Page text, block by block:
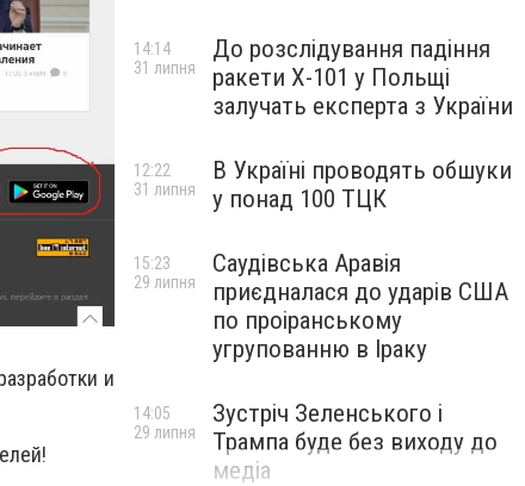
и
До розслідування падіння
ракети Х-101 у Польщі
залучать експерта з України
14:14
31 липня
В Україні проводять обшуки
у понад 100 ТЦК
12:22
31 липня
Саудівська Аравія
приєдналася до ударів США
по проіранському
угрупованню в Іраку
15:23
29 липня
Зустріч Зеленського і
Трампа буде без виходу до
медіа
14:05
29 липня